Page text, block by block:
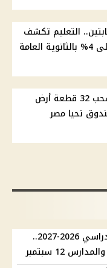
التعليم تكشف
توفيق عكاشة يطالب بسحب 32 قطعة أرض
تحيا مصر
الخريطة الكاملة للعام الدراسي 2026-2027..